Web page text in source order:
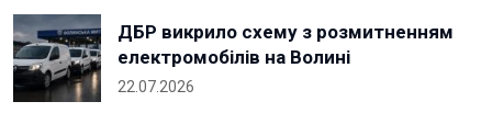
ДБР викрило схему з розмитненням
електромобілів на Волині
22.07.2026